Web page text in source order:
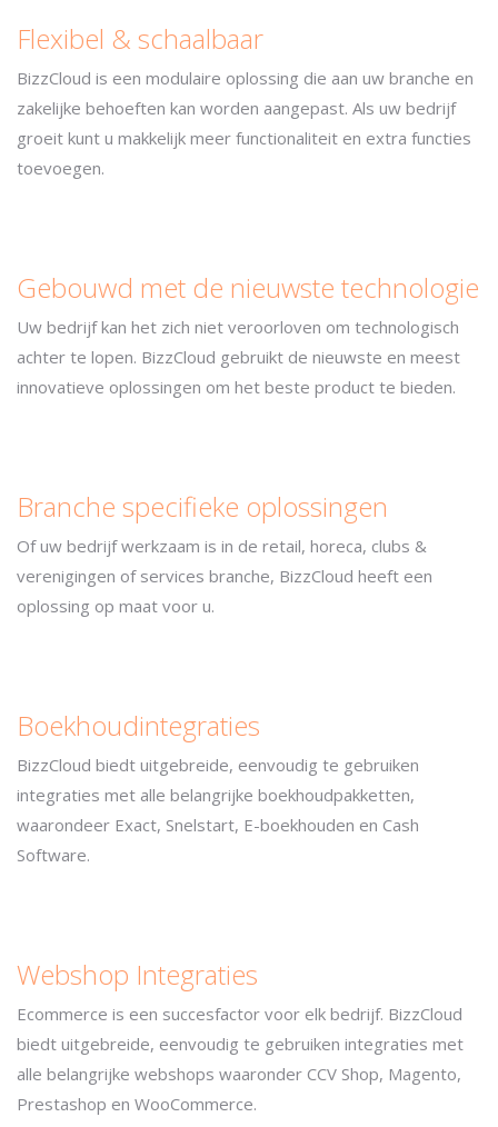
Flexibel & schaalbaar
BizzCloud is een modulaire oplossing die aan uw branche en
zakelijke behoeften kan worden aangepast. Als uw bedrijf
groeit kunt u makkelijk meer functionaliteit en extra functies
toevoegen.
Gebouwd met de nieuwste technologie
Uw bedrijf kan het zich niet veroorloven om technologisch
achter te lopen. BizzCloud gebruikt de nieuwste en meest
innovatieve oplossingen om het beste product te bieden.
Branche specifieke oplossingen
Of uw bedrijf werkzaam is in de retail, horeca, clubs &
verenigingen of services branche, BizzCloud heeft een
oplossing op maat voor u.
Boekhoudintegraties
BizzCloud biedt uitgebreide, eenvoudig te gebruiken
integraties met alle belangrijke boekhoudpakketten,
waarondeer Exact, Snelstart, E-boekhouden en Cash
Software.
Webshop Integraties
Ecommerce is een succesfactor voor elk bedrijf. BizzCloud
biedt uitgebreide, eenvoudig te gebruiken integraties met
alle belangrijke webshops waaronder CCV Shop, Magento,
Prestashop en WooCommerce.